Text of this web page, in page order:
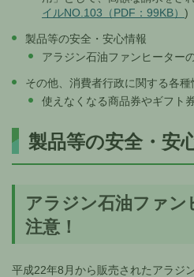
イルNO.103（PDF：99KB） )
製品等の安全・安心情報
アラジン石油ファンヒーター
その他、消費者行政に関する各種
使えなくなる商品券やギフト
製品等の安全・安
アラジン石油ファン
注意！
平成22年8月から販売されたアラジ